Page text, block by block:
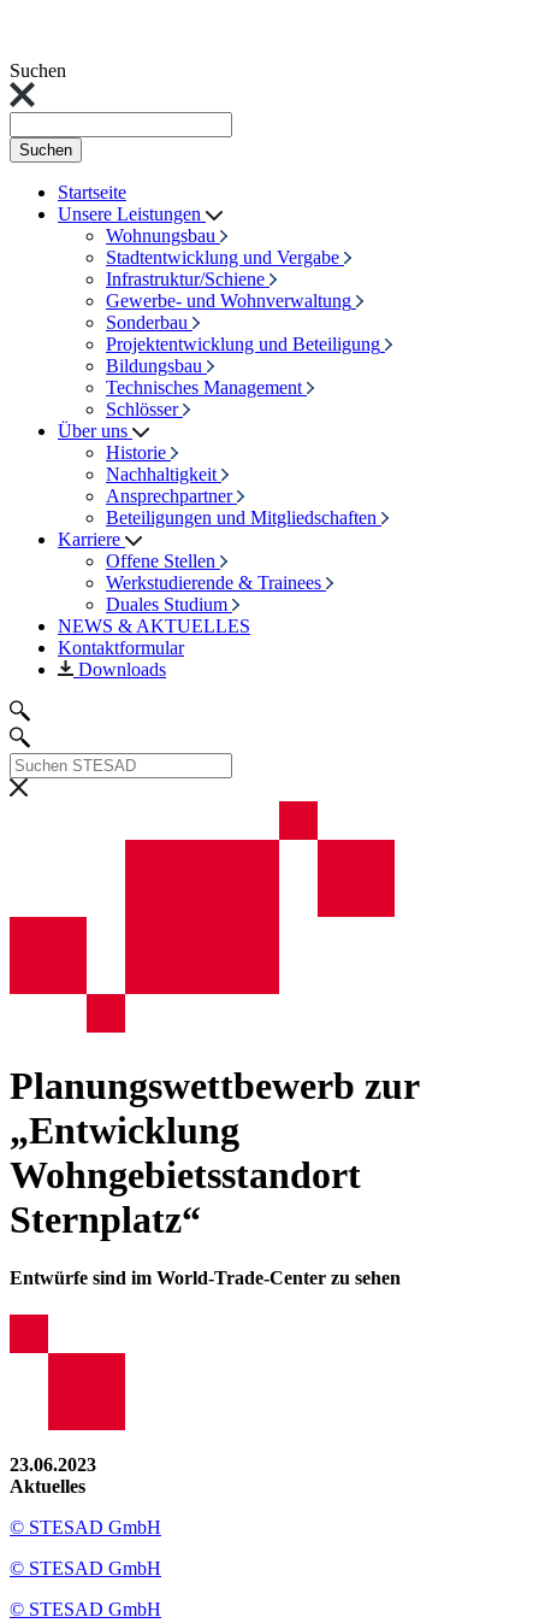
Suchen
Suchen
Startseite
Unsere Leistungen
Wohnungsbau
Stadtentwicklung und Vergabe
Infrastruktur/Schiene
Gewerbe- und Wohnverwaltung
Sonderbau
Projektentwicklung und Beteiligung
Bildungsbau
Technisches Management
Schlösser
Über uns
Historie
Nachhaltigkeit
Ansprechpartner
Beteiligungen und Mitgliedschaften
Karriere
Offene Stellen
Werkstudierende & Trainees
Duales Studium
NEWS & AKTUELLES
Kontaktformular
Downloads
Planungswettbewerb zur
„Entwicklung
Wohngebietsstandort
Sternplatz“
Entwürfe sind im World-Trade-Center zu sehen
23.06.2023
Aktuelles
© STESAD GmbH
© STESAD GmbH
© STESAD GmbH